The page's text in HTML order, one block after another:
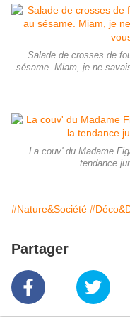
Salade de crosses de
sésame. Miam, je ne
La couv' du Madame
tendance
#Nature&Société
Partager